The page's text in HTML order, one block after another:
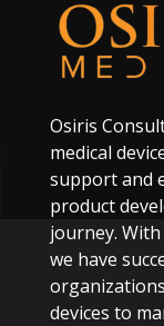
Osiris
medical
supportand
product
journey. With
we have
organizations
devices to